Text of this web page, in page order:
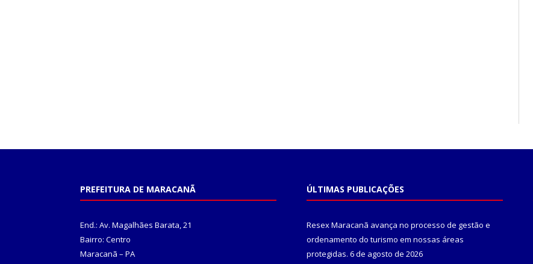
PREFEITURA DE MARACANÃ
End.: Av. Magalhães Barata, 21
Bairro: Centro
Maracanã – PA
ÚLTIMAS PUBLICAÇÕES
Resex Maracanã avança no processo de gestão e
ordenamento do turismo em nossas áreas
protegidas. 6 de agosto de 2026